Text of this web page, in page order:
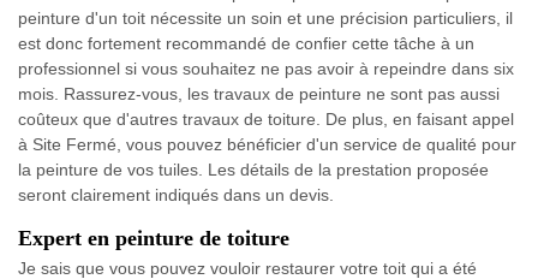
peinture d'un toit nécessite un soin et une précision particuliers, il
est donc fortement recommandé de confier cette tâche à un
professionnel si vous souhaitez ne pas avoir à repeindre dans six
mois. Rassurez-vous, les travaux de peinture ne sont pas aussi
coûteux que d'autres travaux de toiture. De plus, en faisant appel
à Site Fermé, vous pouvez bénéficier d'un service de qualité pour
la peinture de vos tuiles. Les détails de la prestation proposée
seront clairement indiqués dans un devis.
Expert en peinture de toiture
Je sais que vous pouvez vouloir restaurer votre toit qui a été